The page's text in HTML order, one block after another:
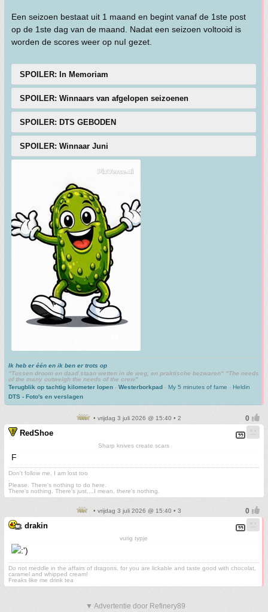
Een seizoen bestaat uit 1 maand en begint vanaf de 1ste post
op de 1ste dag van de maand. Nadat een seizoen voltooid is
worden de scores weer op nuI gezet.
SPOILER: In Memoriam
SPOILER: Winnaars van afgelopen seizoenen
SPOILER: DTS GEBODEN
SPOILER: Winnaar Juni
Ik heb er één en ik ben er trots op
"Tussen droom en daad staan wetten in de weg, en praktische bezwaren" "The needs
of the many outweigh the needs of the crew"
Terugblik op tachtig kilometer lopen - Westerborkpad - My 5 minutes of fame - Heldin
DTS - Foto's en verslagen
• vrijdag 3 juli 2026 @ 15:40 • 2
RedShoe
Sharp knives create scars
F
Don't follow me. I am lost too
Please. There's nothing to do here.
There's nothing. There's just....I mean, there's nothing.
• vrijdag 3 juli 2026 @ 15:40 • 3
drakin
vurig typje
Do not meddle in the affairs of dragons, for you are lickable and taste good with chocolat,
caramel and whipped cream!
Freaks like me drink tea
▼ Advertentie door Refinery89